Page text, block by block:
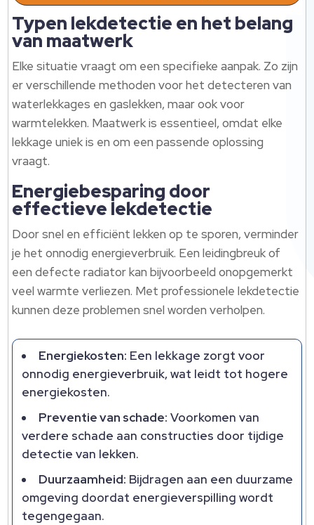
Typen lekdetectie en het belang
van maatwerk
Elke situatie vraagt om een specifieke aanpak.​ Zo zijn
er verschillende methoden voor het detecteren van
waterlekkages en gaslekken, maar ook voor
warmtelekken.​ Maatwerk is essentieel, omdat elke
lekkage uniek is en om een passende oplossing
vraagt.​
Energiebesparing door
effectieve lekdetectie
Door snel en efficiënt lekken op te sporen, verminder
je het onnodig energieverbruik.​ Een leidingbreuk of
een defecte radiator kan bijvoorbeeld onopgemerkt
veel warmte verliezen.​ Met professionele lekdetectie
kunnen deze problemen snel worden verholpen.​
Energiekosten: Een lekkage zorgt voor
onnodig energieverbruik, wat leidt tot hogere
energiekosten.​
Preventie van schade: Voorkomen van
verdere schade aan constructies door tijdige
detectie van lekken.​
Duurzaamheid: Bijdragen aan een duurzame
omgeving doordat energieverspilling wordt
tegengegaan.​